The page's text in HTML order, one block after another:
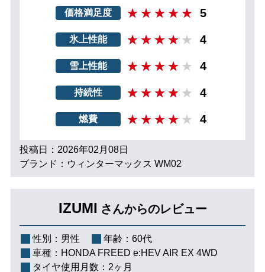
価格満足度 5
氷上性能 4
雪上性能 4
持続性 4
燃費 4
投稿日：2026年02月08日
ブランド：ウィンターマックス WM02
IZUMI さんからのレビュー
性別： 男性 年齢： 60代
車種： HONDA FREED e:HEV AIR EX 4WD
タイヤ使用月数： 2ヶ月